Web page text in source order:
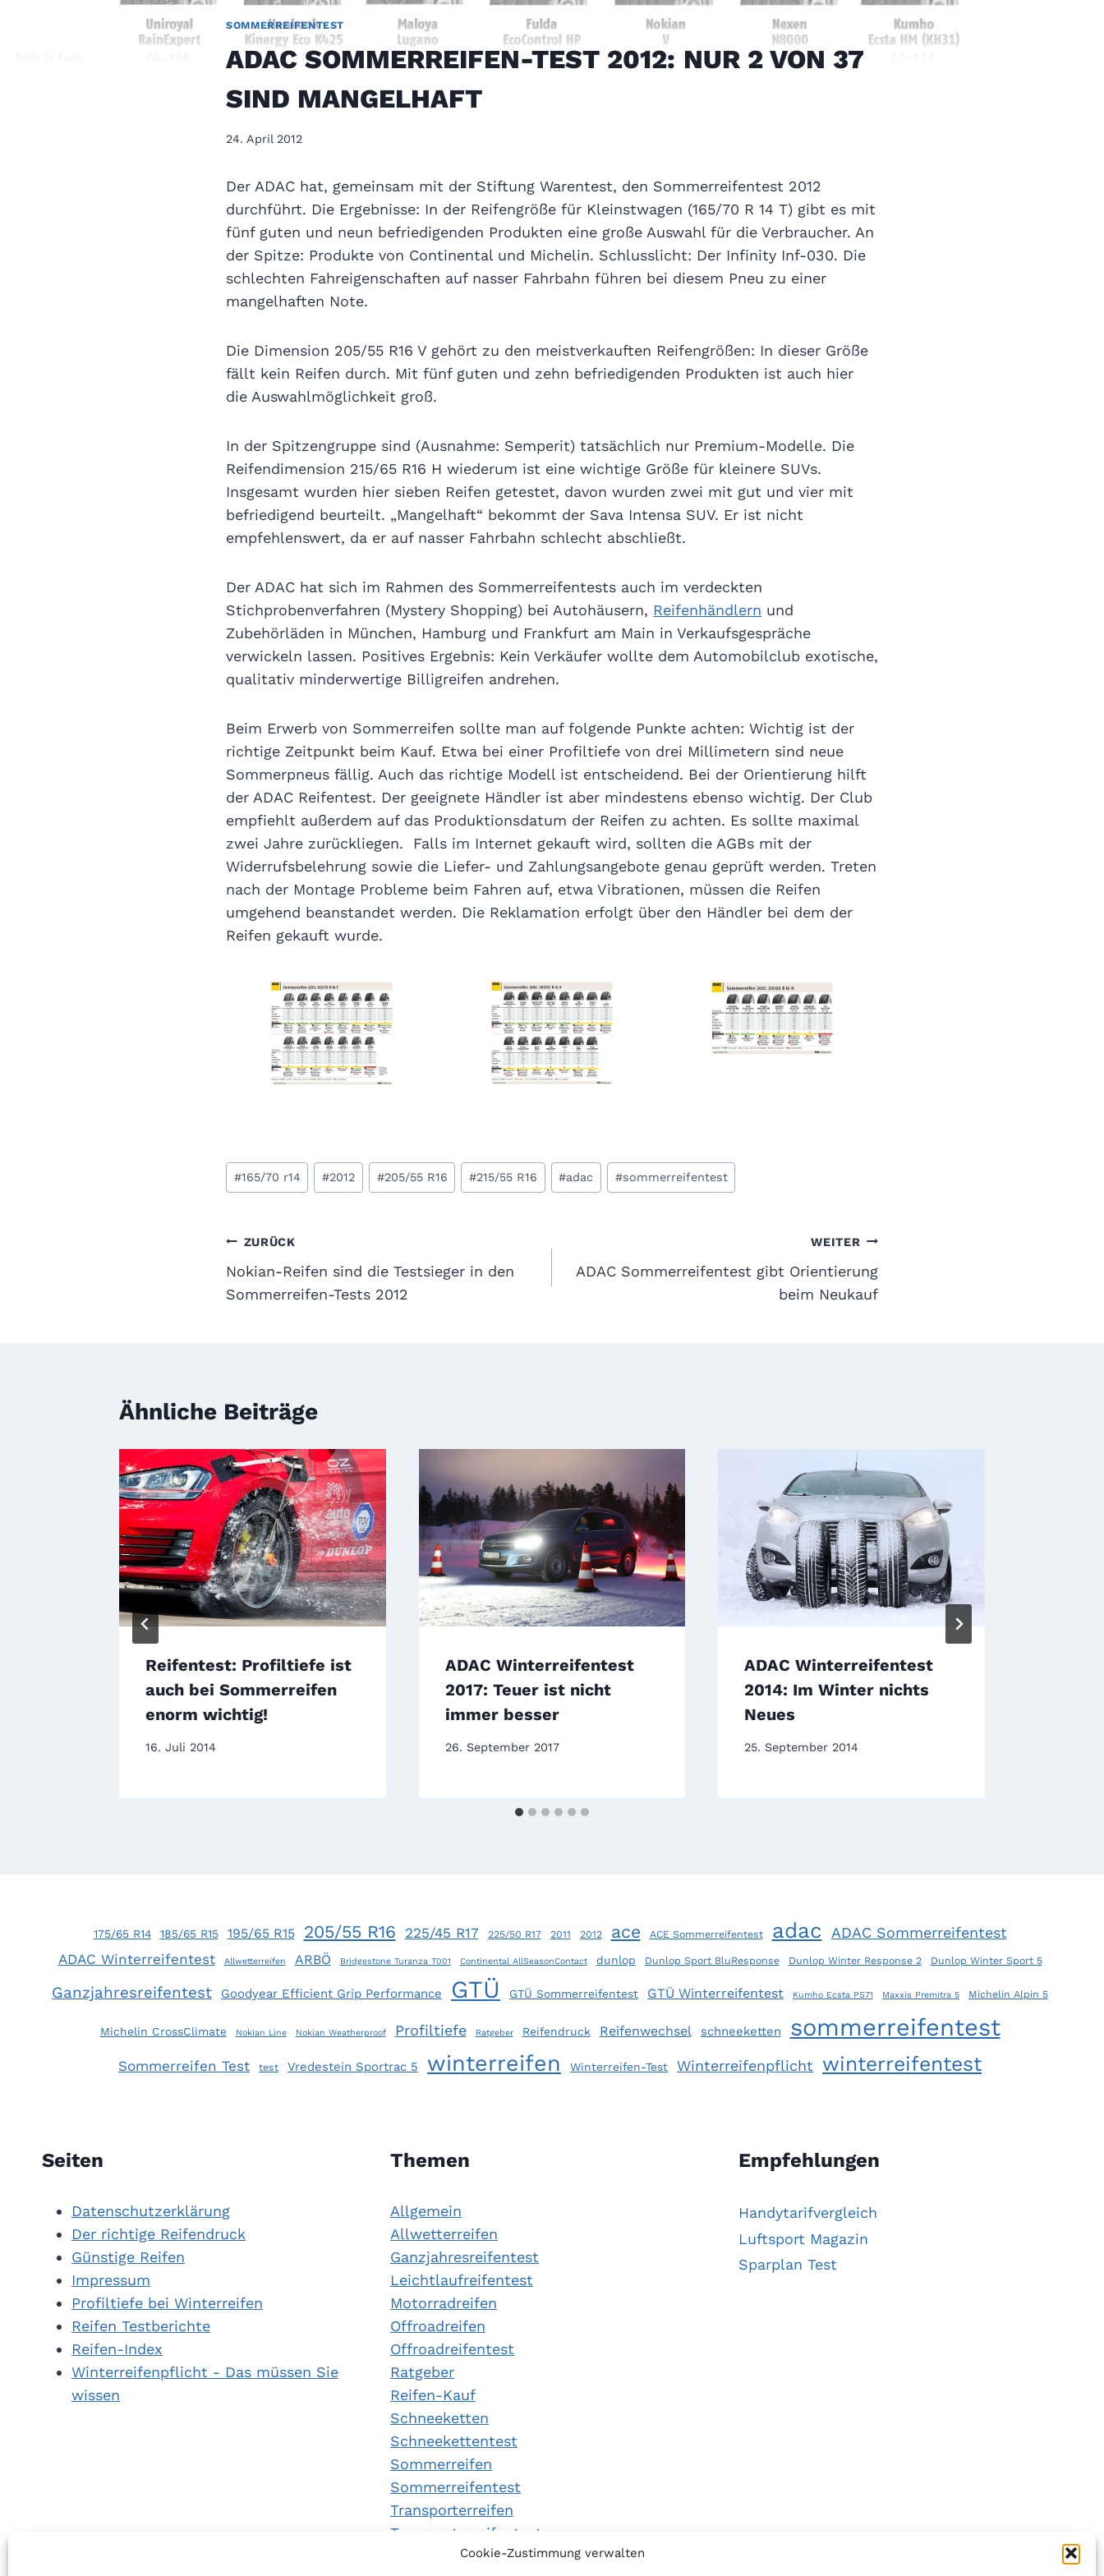
Cookie-Zustimmung verwalten
SOMMERREIFENTEST
ADAC SOMMERREIFEN-TEST 2012: NUR 2 VON 37
SIND MANGELHAFT
24. April 2012
Der ADAC hat, gemeinsam mit der Stiftung Warentest, den Sommerreifentest 2012
durchführt. Die Ergebnisse: In der Reifengröße für Kleinstwagen (165/70 R 14 T) gibt es mit
fünf guten und neun befriedigenden Produkten eine große Auswahl für die Verbraucher. An
der Spitze: Produkte von Continental und Michelin. Schlusslicht: Der Infinity Inf-030. Die
schlechten Fahreigenschaften auf nasser Fahrbahn führen bei diesem Pneu zu einer
mangelhaften Note.
Die Dimension 205/55 R16 V gehört zu den meistverkauften Reifengrößen: In dieser Größe
fällt kein Reifen durch. Mit fünf guten und zehn befriedigenden Produkten ist auch hier
die Auswahlmöglichkeit groß.
In der Spitzengruppe sind (Ausnahme: Semperit) tatsächlich nur Premium-Modelle. Die
Reifendimension 215/65 R16 H wiederum ist eine wichtige Größe für kleinere SUVs.
Insgesamt wurden hier sieben Reifen getestet, davon wurden zwei mit gut und vier mit
befriedigend beurteilt. „Mangelhaft“ bekommt der Sava Intensa SUV. Er ist nicht
empfehlenswert, da er auf nasser Fahrbahn schlecht abschließt.
Der ADAC hat sich im Rahmen des Sommerreifentests auch im verdeckten
Stichprobenverfahren (Mystery Shopping) bei Autohäusern, Reifenhändlern und
Zubehörläden in München, Hamburg und Frankfurt am Main in Verkaufsgespräche
verwickeln lassen. Positives Ergebnis: Kein Verkäufer wollte dem Automobilclub exotische,
qualitativ minderwertige Billigreifen andrehen.
Beim Erwerb von Sommerreifen sollte man auf folgende Punkte achten: Wichtig ist der
richtige Zeitpunkt beim Kauf. Etwa bei einer Profiltiefe von drei Millimetern sind neue
Sommerpneus fällig. Auch das richtige Modell ist entscheidend. Bei der Orientierung hilft
der ADAC Reifentest. Der geeignete Händler ist aber mindestens ebenso wichtig. Der Club
empfiehlt außerdem auf das Produktionsdatum der Reifen zu achten. Es sollte maximal
zwei Jahre zurückliegen. Falls im Internet gekauft wird, sollten die AGBs mit der
Widerrufsbelehrung sowie die Liefer- und Zahlungsangebote genau geprüft werden. Treten
nach der Montage Probleme beim Fahren auf, etwa Vibrationen, müssen die Reifen
umgehend beanstandet werden. Die Reklamation erfolgt über den Händler bei dem der
Reifen gekauft wurde.
Schlagworte:
#165/70 r14 #2012 #205/55 R16 #215/55 R16 #adac #sommerreifentest
Beitragsnavigation
ZURÜCK
Nokian-Reifen sind die Testsieger in den
Sommerreifen-Tests 2012
WEITER
ADAC Sommerreifentest gibt Orientierung
beim Neukauf
Ähnliche Beiträge
Reifentest: Profiltiefe ist
auch bei Sommerreifen
enorm wichtig!
16. Juli 2014
ADAC Winterreifentest
2017: Teuer ist nicht
immer besser
26. September 2017
ADAC Winterreifentest
2014: Im Winter nichts
Neues
25. September 2014
175/65 R14 185/65 R15 195/65 R15 205/55 R16 225/45 R17 225/50 R17 2011 2012 ace ACE Sommerreifentest adac ADAC Sommerreifentest
ADAC Winterreifentest Allwetterreifen ARBÖ Bridgestone Turanza T001 Continental AllSeasonContact dunlop Dunlop Sport BluResponse Dunlop Winter Response 2 Dunlop Winter Sport 5
Ganzjahresreifentest Goodyear Efficient Grip Performance GTÜ GTÜ Sommerreifentest GTÜ Winterreifentest Kumho Ecsta PS71 Maxxis Premitra 5 Michelin Alpin 5
Michelin CrossClimate Nokian Line Nokian Weatherproof Profiltiefe Ratgeber Reifendruck Reifenwechsel schneeketten sommerreifentest
Sommerreifen Test test Vredestein Sportrac 5 winterreifen Winterreifen-Test Winterreifenpflicht winterreifentest
Seiten
Datenschutzerklärung
Der richtige Reifendruck
Günstige Reifen
Impressum
Profiltiefe bei Winterreifen
Reifen Testberichte
Reifen-Index
Winterreifenpflicht - Das müssen Sie
wissen
Themen
Allgemein
Allwetterreifen
Ganzjahresreifentest
Leichtlaufreifentest
Motorradreifen
Offroadreifen
Offroadreifentest
Ratgeber
Reifen-Kauf
Schneeketten
Schneekettentest
Sommerreifen
Sommerreifentest
Transporterreifen
Transporterreifentest
Winterreifen
Empfehlungen
Handytarifvergleich
Luftsport Magazin
Sparplan Test